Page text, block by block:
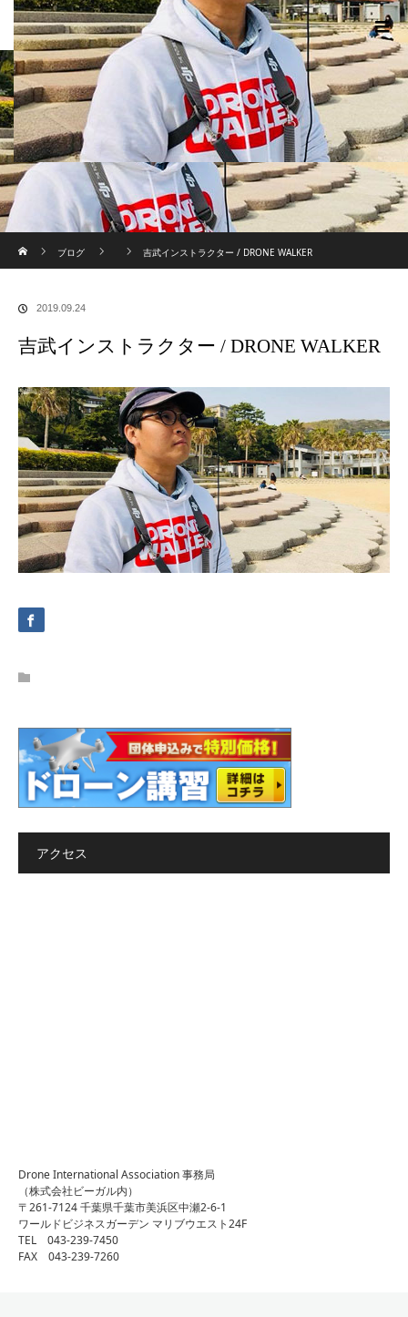
ブログ
吉武インストラクター / DRONE WALKER
2019.09.24
吉武インストラクター / DRONE WALKER
アクセス
Drone International Association 事務局
（株式会社ビーガル内）
〒261-7124 千葉県千葉市美浜区中瀬2-6-1
ワールドビジネスガーデン マリブウエスト24F
TEL 043-239-7450
FAX 043-239-7260